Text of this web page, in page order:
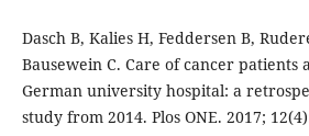
Dasch B, Kalies H, Feddersen B,
Bausewein C. Care of cancer patients
German university hospital: a
study from 2014. Plos ONE. 2017;